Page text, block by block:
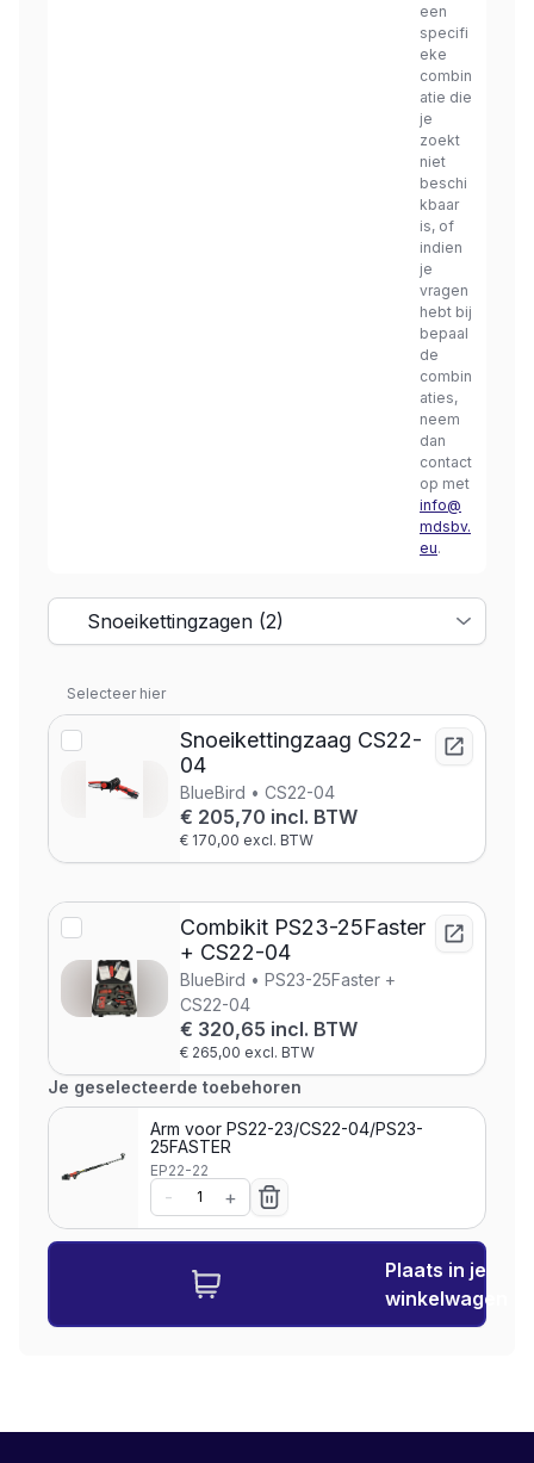
een
specifi
eke
combin
atie die
je
zoekt
niet
beschi
kbaar
is, of
indien
je
vragen
hebt bij
bepaal
de
combin
aties,
neem
dan
contact
op met
info@
mdsbv.
eu.
Selecteer hier
Snoeikettingzaag CS22-
04
BlueBird • CS22-04
€ 205,70 incl. BTW
€ 170,00 excl. BTW
Combikit PS23-25Faster
+ CS22-04
BlueBird • PS23-25Faster +
CS22-04
€ 320,65 incl. BTW
€ 265,00 excl. BTW
Je geselecteerde toebehoren
Arm voor PS22-23/CS22-04/PS23-
25FASTER
EP22-22
- +
Plaats in je
winkelwagen